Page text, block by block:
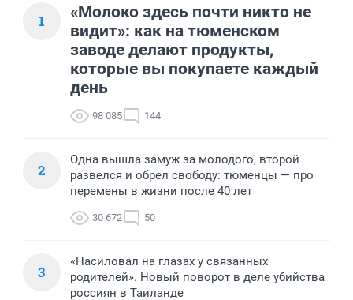
1
«Молоко здесь почти никто не
видит»: как на тюменском
заводе делают продукты,
которые вы покупаете каждый
день
98 085 144
2
Одна вышла замуж за молодого, второй
развелся и обрел свободу: тюменцы — про
перемены в жизни после 40 лет
30 672 50
3
«Насиловал на глазах у связанных
родителей». Новый поворот в деле убийства
россиян в Таиланде